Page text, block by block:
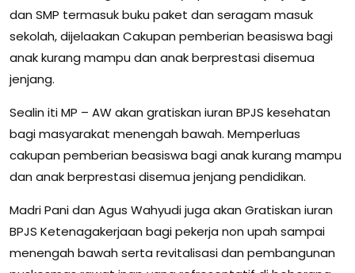
dan SMP termasuk buku paket dan seragam masuk
sekolah, dijelaakan Cakupan pemberian beasiswa bagi
anak kurang mampu dan anak berprestasi disemua
jenjang.
Sealin iti MP – AW akan gratiskan iuran BPJS kesehatan
bagi masyarakat menengah bawah. Memperluas
cakupan pemberian beasiswa bagi anak kurang mampu
dan anak berprestasi disemua jenjang pendidikan.
Madri Pani dan Agus Wahyudi juga akan Gratiskan iuran
BPJS Ketenagakerjaan bagi pekerja non upah sampai
menengah bawah serta revitalisasi dan pembangunan